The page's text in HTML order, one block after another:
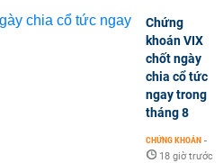
Chứng
khoán VIX
chốt ngày
chia cổ tức
ngay trong
tháng 8
CHỨNG KHOÁN -
18 giờ trước